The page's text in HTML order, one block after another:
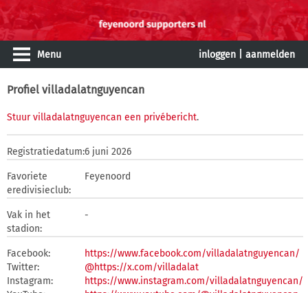
Menu inloggen aanmelden
Profiel villadalatnguyencan
Stuur villadalatnguyencan een privébericht.
Registratiedatum:6 juni 2026
Favoriete
eredivisieclub:
Feyenoord
Vak in het
stadion:
-
Facebook:
https://www.facebook.com/villadalatnguyencan/
Twitter:
@https://x.com/villadalat
Instagram:
https://www.instagram.com/villadalatnguyencan/